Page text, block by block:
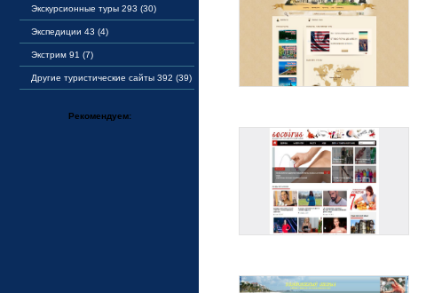
Экскурсионные туры 293 (30)
Экспедиции 43 (4)
Экстрим 91 (7)
Другие туристические сайты 392 (39)
Рекомендуем: